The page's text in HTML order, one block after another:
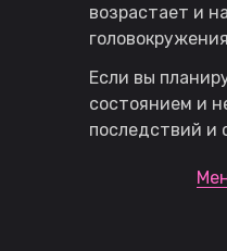
возрастает и
Если вы
состоянием и
последствий и